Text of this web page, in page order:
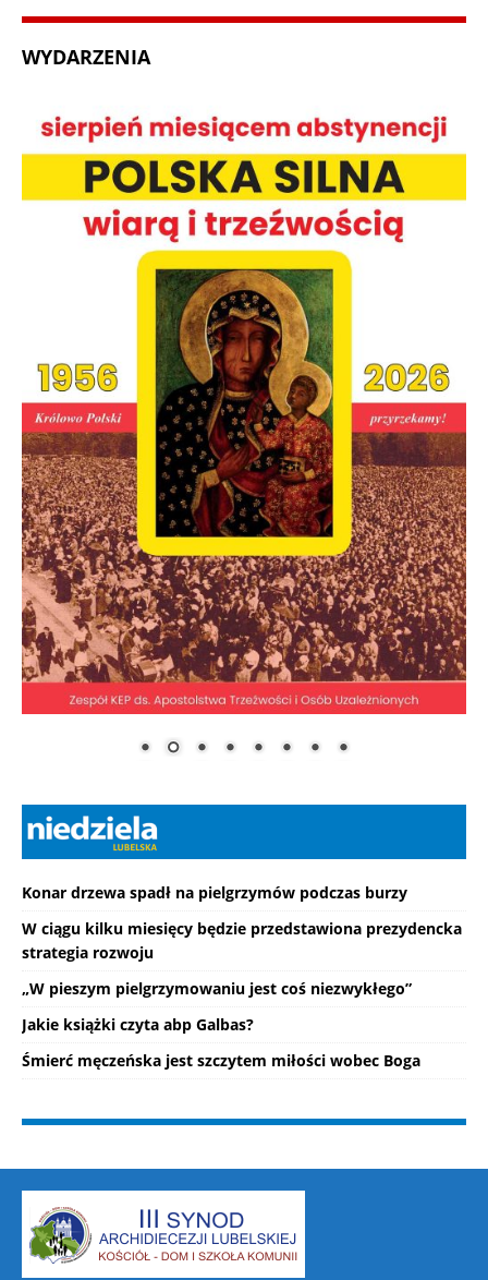
WYDARZENIA
Konar drzewa spadł na pielgrzymów podczas burzy
W ciągu kilku miesięcy będzie przedstawiona prezydencka
strategia rozwoju
„W pieszym pielgrzymowaniu jest coś niezwykłego”
Jakie książki czyta abp Galbas?
Śmierć męczeńska jest szczytem miłości wobec Boga